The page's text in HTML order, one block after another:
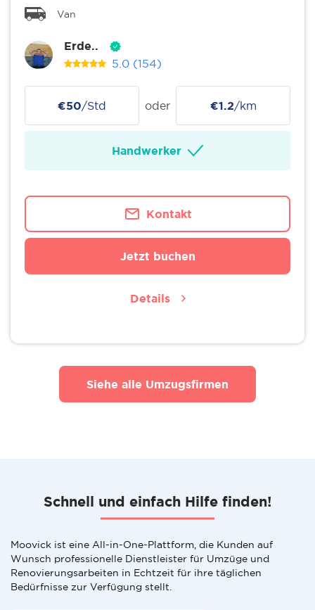
Van
Erde..
5.0 (154)
€50/Std oder €1.2/km
Handwerker
Kontakt
Jetzt buchen
Details
Siehe alle Umzugsfirmen
Schnell und einfach Hilfe finden!
Moovick ist eine All-in-One-Plattform, die Kunden auf
Wunsch professionelle Dienstleister für Umzüge und
Renovierungsarbeiten in Echtzeit für ihre täglichen
Bedürfnisse zur Verfügung stellt.